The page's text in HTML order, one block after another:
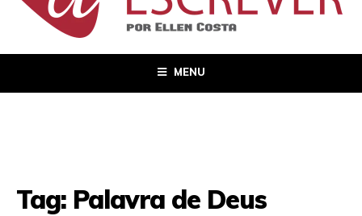
MENU
Tag: Palavra de Deus